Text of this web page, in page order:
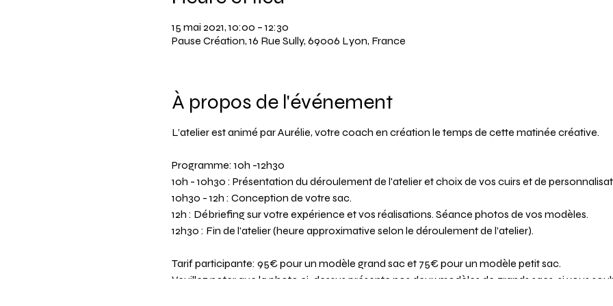
15 mai 2021, 10:00 – 12:30
Pause Création, 16 Rue Sully, 69006 Lyon, France
À propos de l'événement
L’atelier est animé par Aurélie, votre coach en création le temps de cette matinée créative.
Programme: 10h -12h30
10h - 10h30 : Présentation du déroulement de l'atelier et choix de vos cuirs et de
10h30 - 12h : Conception de votre sac.
12h : Débriefing sur votre expérience et vos réalisations. Séance photos de vos modèles.
12h30 : Fin de l'atelier (heure approximative selon le déroulement de l’atelier).
Tarif participante: 95€ pour un modèle grand sac et 75€ pour un modèle petit sac.
Veuillez noter que la photo ci-dessus présente nos deux modèles de grands sacs, si vous